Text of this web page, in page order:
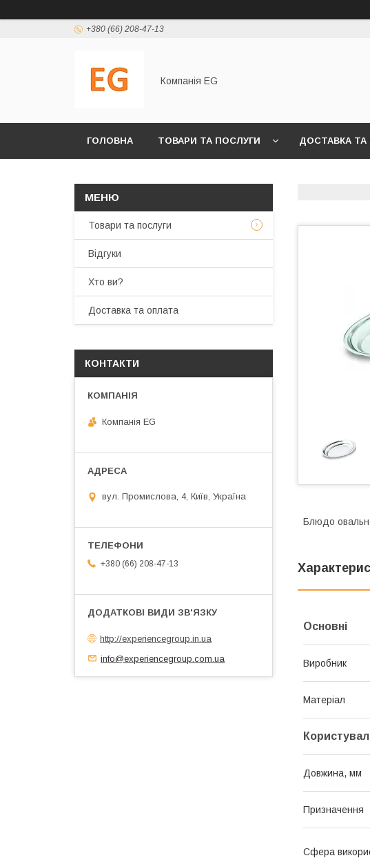
+380 (66) 208-47-13
Компанія EG
ГОЛОВНА ТОВАРИ ТА ПОСЛУГИ ДОСТАВКА ТА
Блюдо
Основні
Виробник
Матеріал
Довжина, мм
Призначення
Сфера
Товари та послуги
Відгуки
Хто ви?
Доставка та оплата
КОНТАКТИ
Компанія EG
вул. Промислова, 4, Київ, Україна
+380 (66) 208-47-13
http://experiencegroup.in.ua
info@experiencegroup.com.ua